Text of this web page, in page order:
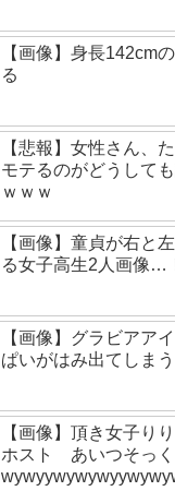
【画像】身長142cm
る
【悲報】女性さん、
モテるのがどうして
ｗｗｗ
【画像】童貞が右と
る女子高生2人画像…
【画像】グラビアア
ぱいがはみ出てしまう
【画像】頂き女子り
ホスト あいつそっく